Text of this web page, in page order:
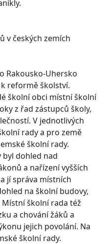
v českých zemích
Rakousko-Uhersko
reformě školství.
školní obci místní školní
z řad zástupců školy,
V jednotlivých
rady a pro země
školní rady.
dohled nad
a nařízení vyšších
jí správa místních
na školní budovy,
školní rada též
a chování žáků a
jejich povolání. Na
školní rady.